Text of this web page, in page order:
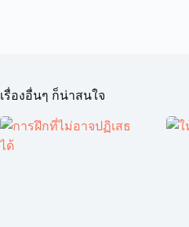
เรื่องอื่นๆ ก็น่าสนใจ